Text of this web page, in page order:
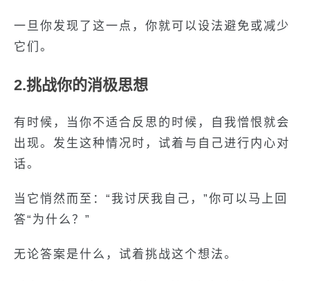
一旦你发现了这一点，你就可以设法避免或减少
它们。
2.挑战你的消极思想
有时候，当你不适合反思的时候，自我憎恨就会
出现。发生这种情况时，试着与自己进行内心对
话。
当它悄然而至：“我讨厌我自己，”你可以马上回
答“为什么？”
无论答案是什么，试着挑战这个想法。